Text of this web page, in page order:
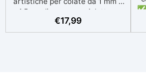
1,5 cm di spessore. Adatta a
Tutti grazie al facile rapporto di
miscelazione 2:1, garantisce un
€17,99